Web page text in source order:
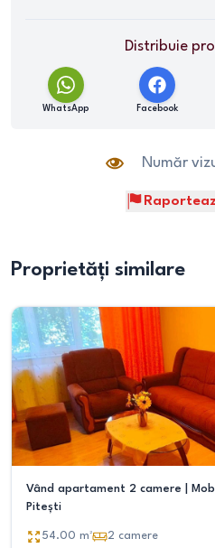
Distribuie
WhatsApp Facebook
Număr
Proprietăți similare
Vând apartament 2 camere |
Pitești
54.00 m² 2 camere